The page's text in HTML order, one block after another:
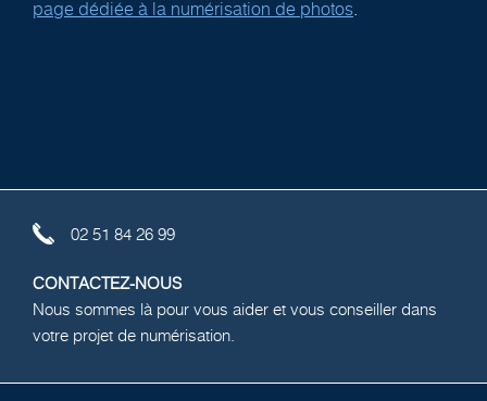
page dédiée à la numérisation de photos.
02 51 84 26 99
CONTACTEZ-NOUS
Nous sommes là pour vous aider et vous conseiller dans
votre projet de numérisation.